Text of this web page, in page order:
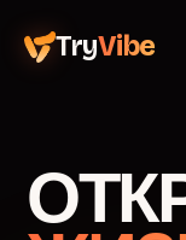
TryVibe